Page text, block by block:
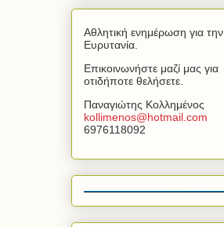
Αθλητική ενημέρωση για την
Ευρυτανία.
Επικοινωνήστε μαζί μας για
οτιδήποτε θελήσετε.
Παναγιώτης Κολλημένος
kollimenos@hotmail com
6976118092